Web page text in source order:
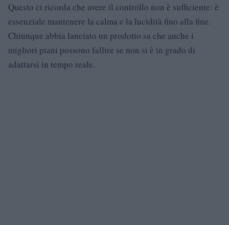
Questo ci ricorda che avere il controllo non è sufficiente: è
essenziale mantenere la calma e la lucidità fino alla fine.
Chiunque abbia lanciato un prodotto sa che anche i
migliori piani possono fallire se non si è in grado di
adattarsi in tempo reale.